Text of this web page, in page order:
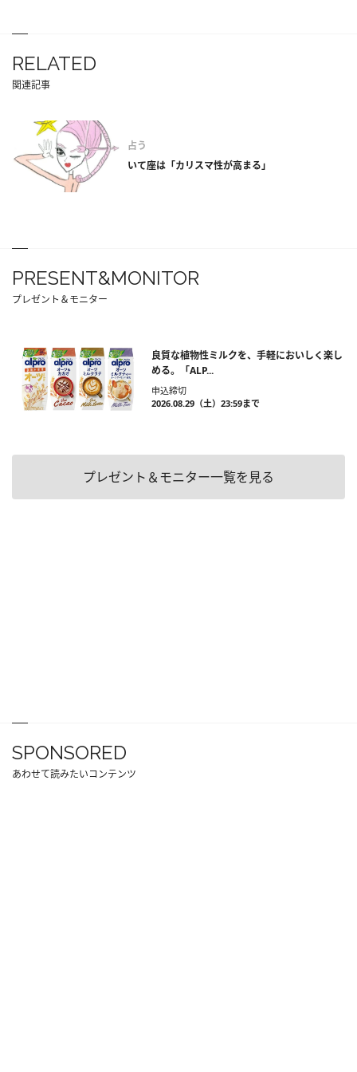
RELATED
関連記事
占う
いて座は「カリスマ性が高まる」
PRESENT&MONITOR
プレゼント＆モニター
良質な植物性ミルクを、手軽においしく楽し
める。「ALP...
申込締切
2026.08.29（土）23:59まで
プレゼント＆モニター一覧を見る
SPONSORED
あわせて読みたいコンテンツ